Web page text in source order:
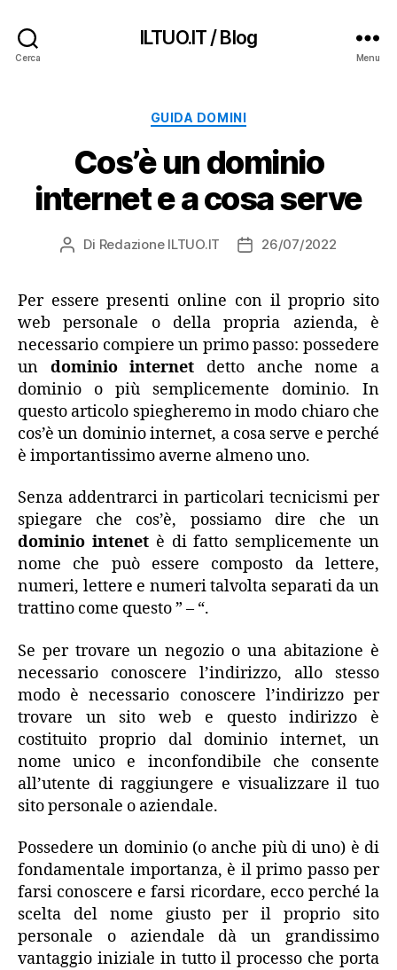
Cerca
ILTUO.IT / Blog
Menu
Categorie
GUIDA DOMINI
Cos’è un dominio
internet e a cosa serve
Autore
Di Redazione ILTUO.IT
Data26/07/2022
Per essere presenti online con il proprio sito
web personale o della propria azienda, è
necessario compiere un primo passo: possedere
un dominio internet detto anche nome a
dominio o più semplicemente dominio. In
questo articolo spiegheremo in modo chiaro che
cos’è un dominio internet, a cosa serve e perché
è importantissimo averne almeno uno.
Senza addentrarci in particolari tecnicismi per
spiegare che cos’è, possiamo dire che un
dominio intenetè di fatto semplicemente un
nome che può essere composto da lettere,
numeri, lettere e numeri talvolta separati da un
trattino come questo ” – “.
Se per trovare un negozio o una abitazione è
necessario conoscere l’indirizzo, allo stesso
modo è necessario conoscere l’indirizzo per
trovare un sito web e questo indirizzo è
costituito proprio dal dominio internet, un
nome unico e inconfondibile che consente
all’utente di raggiungere e visualizzare il tuo
sito personale o aziendale.
Possedere un dominio (o anche più di uno) è di
fondamentale importanza, è il primo passo per
farsi conoscere e farsi ricordare, ecco perché la
scelta del nome giusto per il proprio sito
personale o aziendale dà un grandissimo
vantaggio iniziale in tutto il processo che porta